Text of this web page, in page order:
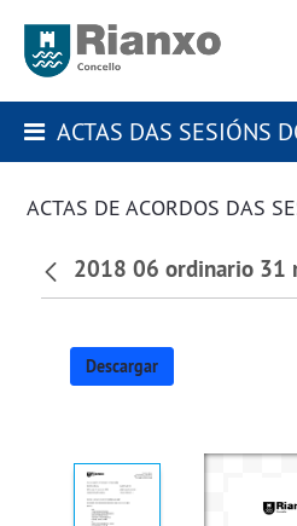
ACTAS DAS SESIÓNS
2018 06 ordinario 31
Descargar